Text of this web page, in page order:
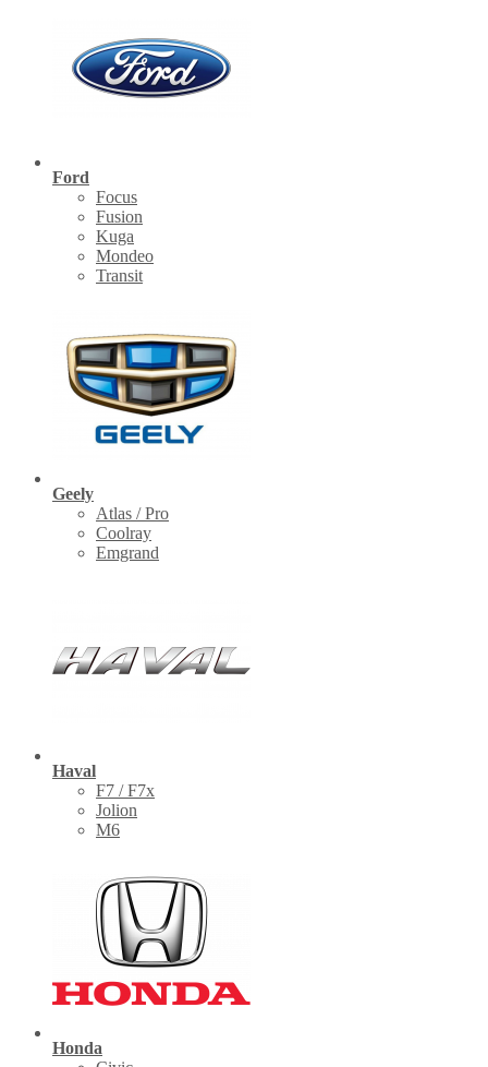
Ford
Focus
Fusion
Kuga
Mondeo
Transit
Geely
Atlas / Pro
Coolray
Emgrand
Haval
F7 / F7x
Jolion
M6
Honda